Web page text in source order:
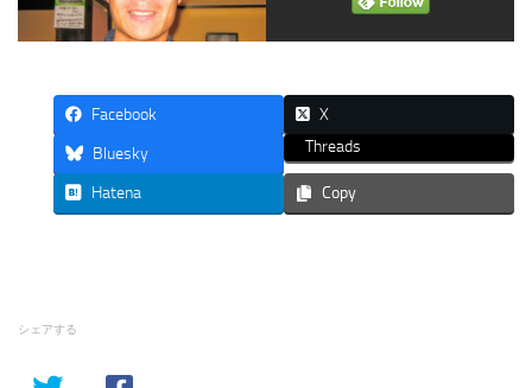
Facebook X
Bluesky Threads
Hatena Copy
シェアする